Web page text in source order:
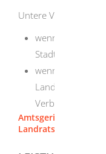
Untere
wenn ihr
Stadtverwaltung
wenn ihr
Landratsamt
Amtsgericht
Landratsamt